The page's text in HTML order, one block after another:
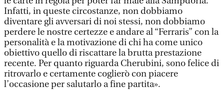
Infatti, in queste circostanze, non dobbiamo
diventare gli avversari di noi stessi, non dobbiamo
perdere le nostre certezze e andare al “Ferraris” con la
personalità e la motivazione di chi ha come unico
obiettivo quello di riscattare la brutta prestazione
recente. Per quanto riguarda Cherubini, sono felice di
ritrovarlo e certamente coglierò con piacere
l’occasione per salutarlo a fine partita».